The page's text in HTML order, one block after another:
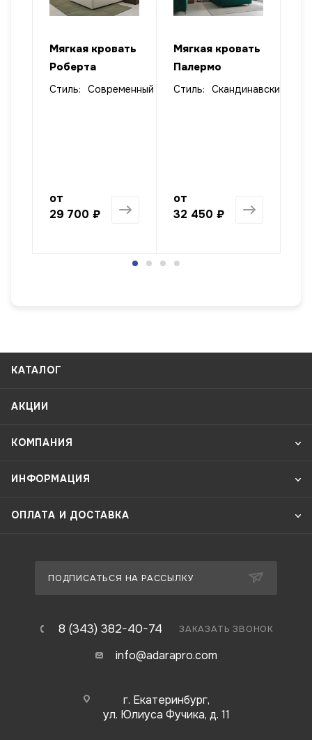
Мягкая кровать
Роберта
Стиль: Современный
от
29 700 ₽
Мягкая кровать
Палермо
Стиль: Скандинавский
от
32 450 ₽
КАТАЛОГ
АКЦИИ
КОМПАНИЯ
ИНФОРМАЦИЯ
ОПЛАТА И ДОСТАВКА
ПОДПИСАТЬСЯ НА РАССЫЛКУ
8 (343) 382-40-74 ЗАКАЗАТЬ ЗВОНОК
info@adarapro.com
г. Екатеринбург,
ул. Юлиуса Фучика, д. 11